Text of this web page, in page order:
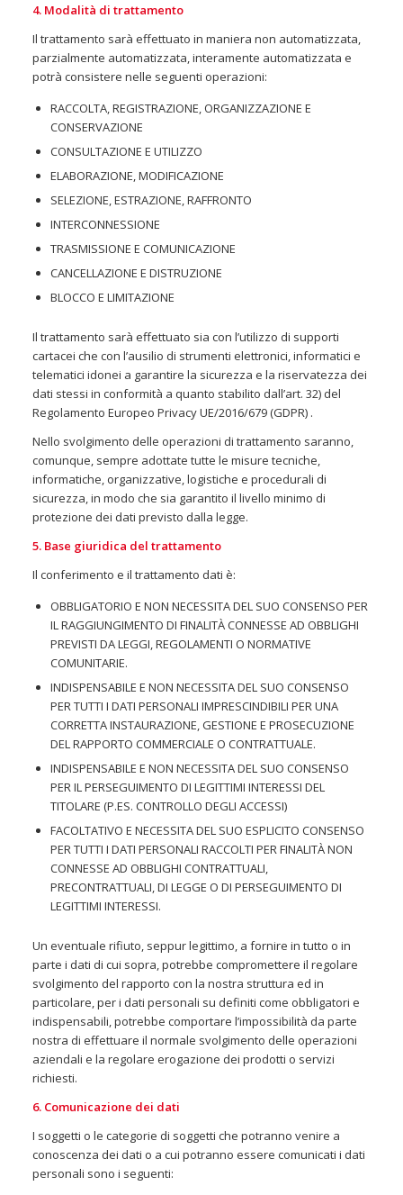
4. Modalità di trattamento
Il trattamento sarà effettuato in maniera non automatizzata,
parzialmente automatizzata, interamente automatizzata e
potrà consistere nelle seguenti operazioni:
RACCOLTA, REGISTRAZIONE, ORGANIZZAZIONE E
CONSERVAZIONE
CONSULTAZIONE E UTILIZZO
ELABORAZIONE, MODIFICAZIONE
SELEZIONE, ESTRAZIONE, RAFFRONTO
INTERCONNESSIONE
TRASMISSIONE E COMUNICAZIONE
CANCELLAZIONE E DISTRUZIONE
BLOCCO E LIMITAZIONE
Il trattamento sarà effettuato sia con l’utilizzo di supporti
cartacei che con l’ausilio di strumenti elettronici, informatici e
telematici idonei a garantire la sicurezza e la riservatezza dei
dati stessi in conformità a quanto stabilito dall’art. 32) del
Regolamento Europeo Privacy UE/2016/679 (GDPR) .
Nello svolgimento delle operazioni di trattamento saranno,
comunque, sempre adottate tutte le misure tecniche,
informatiche, organizzative, logistiche e procedurali di
sicurezza, in modo che sia garantito il livello minimo di
protezione dei dati previsto dalla legge.
5. Base giuridica del trattamento
Il conferimento e il trattamento dati è:
OBBLIGATORIO E NON NECESSITA DEL SUO CONSENSO PER
IL RAGGIUNGIMENTO DI FINALITÀ CONNESSE AD OBBLIGHI
PREVISTI DA LEGGI, REGOLAMENTI O NORMATIVE
COMUNITARIE.
INDISPENSABILE E NON NECESSITA DEL SUO CONSENSO
PER TUTTI I DATI PERSONALI IMPRESCINDIBILI PER UNA
CORRETTA INSTAURAZIONE, GESTIONE E PROSECUZIONE
DEL RAPPORTO COMMERCIALE O CONTRATTUALE.
INDISPENSABILE E NON NECESSITA DEL SUO CONSENSO
PER IL PERSEGUIMENTO DI LEGITTIMI INTERESSI DEL
TITOLARE (P.ES. CONTROLLO DEGLI ACCESSI)
FACOLTATIVO E NECESSITA DEL SUO ESPLICITO CONSENSO
PER TUTTI I DATI PERSONALI RACCOLTI PER FINALITÀ NON
CONNESSE AD OBBLIGHI CONTRATTUALI,
PRECONTRATTUALI, DI LEGGE O DI PERSEGUIMENTO DI
LEGITTIMI INTERESSI.
Un eventuale rifiuto, seppur legittimo, a fornire in tutto o in
parte i dati di cui sopra, potrebbe compromettere il regolare
svolgimento del rapporto con la nostra struttura ed in
particolare, per i dati personali su definiti come obbligatori e
indispensabili, potrebbe comportare l’impossibilità da parte
nostra di effettuare il normale svolgimento delle operazioni
aziendali e la regolare erogazione dei prodotti o servizi
richiesti.
6. Comunicazione dei dati
I soggetti o le categorie di soggetti che potranno venire a
conoscenza dei dati o a cui potranno essere comunicati i dati
personali sono i seguenti: